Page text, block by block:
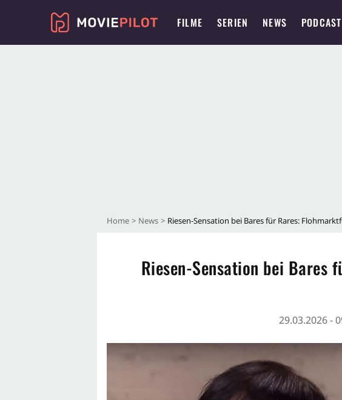
FILME SERIEN NEWS PODCAST
Home News Riesen-Sensation bei Bares für Rares:
Riesen-Sensation bei
29.03.2026 -